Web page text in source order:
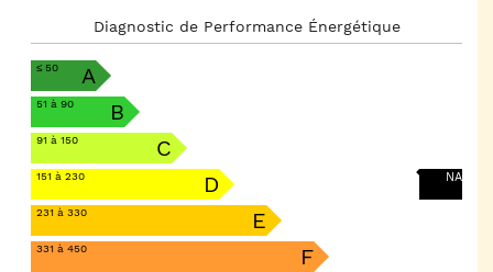
Diagnostic de Performance Énergétique
≤ 50 A
51 à 90 B
91 à 150 C
NA
151 à 230 D
231 à 330 E
331 à 450 F